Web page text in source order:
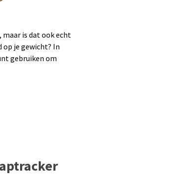
is dat ook echt
je gewicht? In
gebruiken om